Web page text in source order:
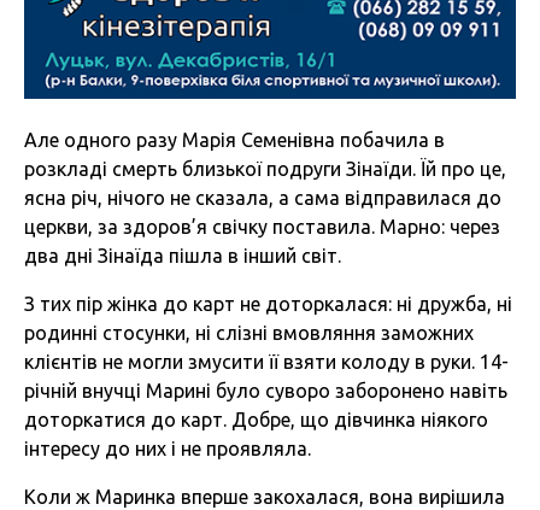
Але одного разу Марія Семенівна побачила в
розкладі смерть близької подруги Зінаїди. Їй про це,
ясна річ, нічого не сказала, а сама відправилася до
церкви, за здоров’я свічку поставила. Марно: через
два дні Зінаїда пішла в інший світ.
З тих пір жінка до карт не доторкалася: ні дружба, ні
родинні стосунки, ні слізні вмовляння заможних
клієнтів не могли змусити її взяти колоду в руки. 14-
річній внучці Марині було суворо заборонено навіть
доторкатися до карт. Добре, що дівчинка ніякого
інтересу до них і не проявляла.
Коли ж Маринка вперше закохалася, вона вирішила